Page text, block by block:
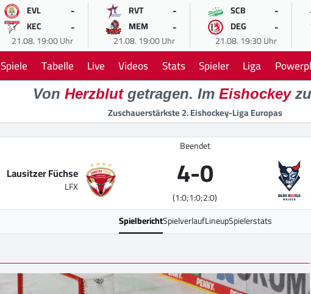
EVL -
KEC -
21.08. 19:00 Uhr
RVT -
MEM -
21.08. 19:00 Uhr
SCB -
DEG -
21.08. 19:30 Uhr
Spiele Tabelle Live Videos Stats Spieler Liga
Von Herzblutgetragen. Im Eishockey
Zuschauerstärkste 2. Eishockey-Liga Europas
Beendet
Lausitzer Füchse
LFX 4-0
(1:0;1:0;2:0)
SpielberichtSpielverlaufLineupSpielerstats